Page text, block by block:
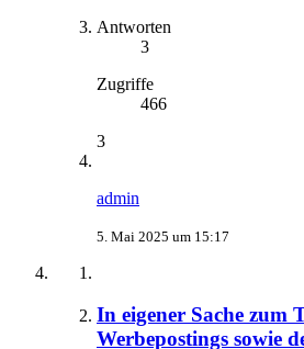
Antworten
3
Zugriffe
466
3
admin
5. Mai 2025 um 15:17
In eigener Sache zum
Werbepostings sowie